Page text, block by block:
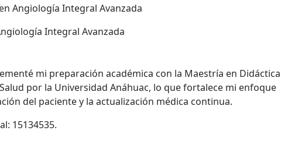
Angiología Integral Avanzada
Integral Avanzada
mi preparación académica con la Maestría en Didáctica
por la Universidad Anáhuac, lo que fortalece mi enfoque
del paciente y la actualización médica continua.
15134535.